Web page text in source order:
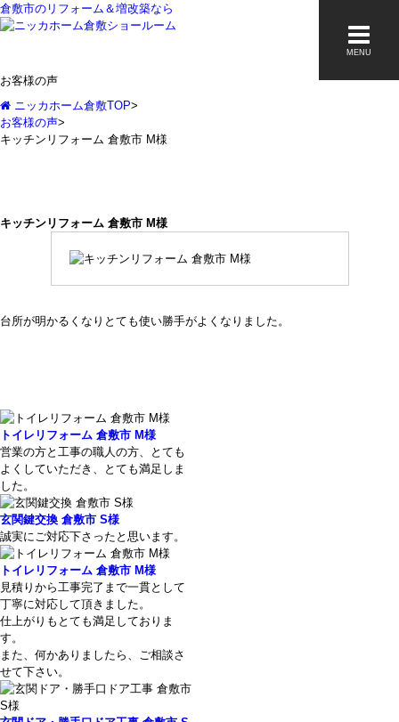
倉敷市のリフォーム＆増改築なら
MENU
お客様の声
ニッカホーム倉敷TOP>
お客様の声>
キッチンリフォーム 倉敷市 M様
キッチンリフォーム 倉敷市 M様
台所が明かるくなりとても使い勝手がよくなりました。
トイレリフォーム 倉敷市 M様
営業の方と工事の職人の方、とても
よくしていただき、とても満足しま
した。
玄関鍵交換 倉敷市 S様
誠実にご対応下さったと思います。
トイレリフォーム 倉敷市 M様
見積りから工事完了まで一貫として
丁寧に対応して頂きました。
仕上がりもとても満足しておりま
す。
また、何かありましたら、ご相談さ
せて下さい。